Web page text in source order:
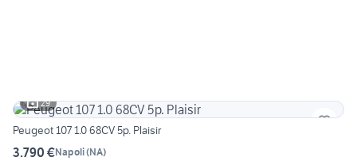
29
Peugeot 107 1.0 68CV 5p. Plaisir
3.790 €Napoli(NA)